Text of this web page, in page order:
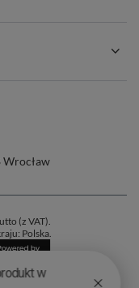
świeżości produktu i
Wrocław
(z VAT).
Polska.